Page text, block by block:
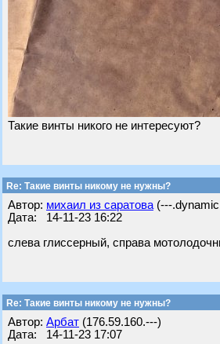
Такие винты никого не интересуют?
Re: Такие винты никому не нужны?
Автор: михаил из саратова (---
Дата: 14-11-23 16:22
слева глиссерный, справа
Re: Такие винты никому не нужны?
Автор: Арбат (176.59.160.---)
Дата: 14-11-23 17:07